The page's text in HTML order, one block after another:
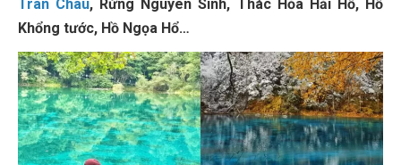
Trân Châu, Rừng Nguyên Sinh, Thác Hỏa Hải Hồ, Hồ
Khổng tước, Hồ Ngọa Hổ…